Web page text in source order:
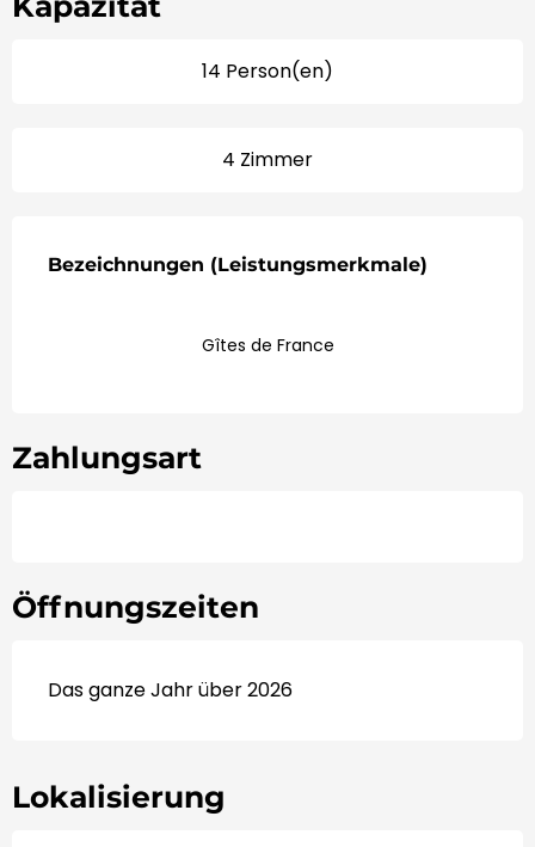
14 Person(en)
4 Zimmer
Bezeichnungen (Leistungsmerkmale)
Bezeichnungen (Leistungsmerkmale)
Gîtes de France
Zahlungsart
Öffnungszeiten
Das ganze Jahr über 2026
Lokalisierung